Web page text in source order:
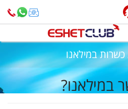
במילאנו
במילאנו?